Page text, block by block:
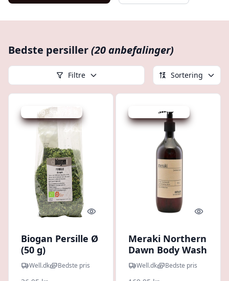
Bedste persiller(20 anbefalinger)
Filtre Sortering
Udsalg - spar 25 %
Quick look
Biogan Persille Ø
(50 g)
Well.dk Bedste pris
Udsalg - spar 29 %
Quick
Meraki Northern
Dawn Body Wash
490 ml.
Well.dk Bedste pris